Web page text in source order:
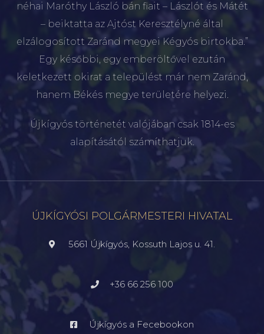
néhai Maróthy László bán fiait – Lászlót és Mátét
– beiktatta az Ajtóst Keresztélyné által
elzálogosított Zaránd megyei Kégyós birtokba.”
Egy későbbi, egy emberöltővel ezután
keletkezett okirat a települést már nem Zaránd,
hanem Békés megye területére helyezi.
Újkígyós történetét valójában csak 1814-es
alapításától számíthatjuk.
ÚJKÍGYÓSI POLGÁRMESTERI HIVATAL
5661 Újkígyós, Kossuth Lajos u. 41.
+36 66 256 100
Újkígyós a Fecebookon